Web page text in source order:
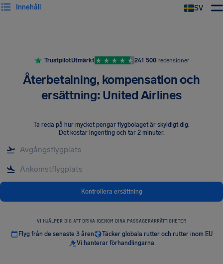
SV
Innehåll
TrustpilotUtmärkt 241 500 recensioner
Återbetalning, kompensation och
ersättning: United Airlines
Ta reda på hur mycket pengar flygbolaget är skyldigt dig.
Det kostar ingenting och tar 2 minuter.
Kontrollera ersättning
VI HJÄLPER DIG ATT DRIVA IGENOM DINA PASSAGERARRÄTTIGHETER
Flyg från de senaste 3 åren
Täcker globala rutter och rutter inom EU
Vi hanterar förhandlingarna